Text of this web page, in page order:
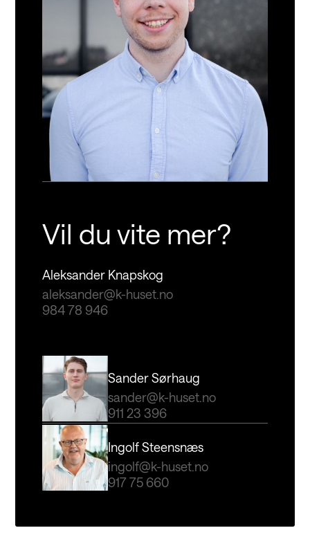
Vil du vite mer?
Aleksander Knapskog
aleksander@k-huset.no
984 78 946
Sander Sørhaug
sander@k-huset.no
911 23 396
Ingolf Steensnæs
ingolf@k-huset.no
917 75 660